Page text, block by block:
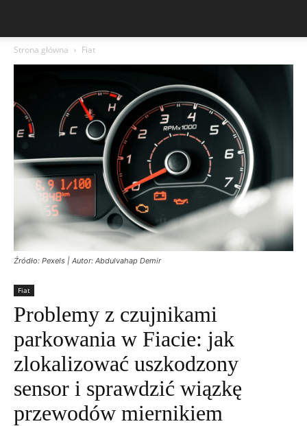
Strona główna Fiat
Źródło: Pexels | Autor: Abdulvahap Demir
Fiat
Problemy z czujnikami
parkowania w Fiacie: jak
zlokalizować uszkodzony
sensor i sprawdzić wiązkę
przewodów miernikiem